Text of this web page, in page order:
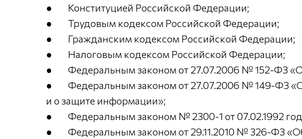
● Конституцией Российской Федерации;
● Трудовым кодексом Российской Федерации;
● Гражданским кодексом Российской Федерации;
● Налоговым кодексом Российской Федерации;
● Федеральным законом от 27.07.2006 № 152-ФЗ «О
● Федеральным законом от 27.07.2006 № 149-ФЗ
и о защите информации»;
● Федеральным законом № 2300-1 от 07.02.1992
● Федеральным законом от 29.11.2010 № 326-ФЗ